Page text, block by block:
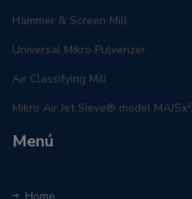
Hammer & Screen Mill
Universal Mikro Pulverizer
Air Classifying Mill
Mikro Air Jet Sieve® model MAJSx2
Menú